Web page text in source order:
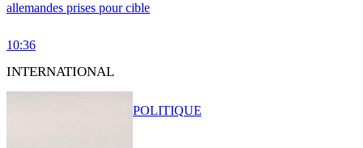
allemandes prises pour cible
10:36
INTERNATIONAL
POLITIQUE